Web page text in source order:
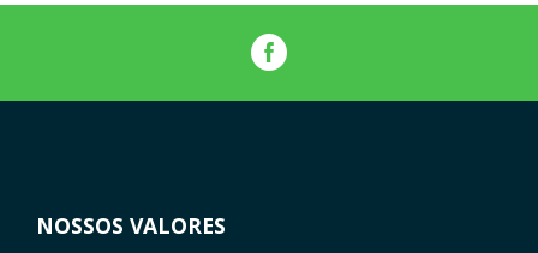
NOSSOS VALORES